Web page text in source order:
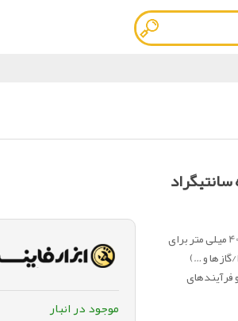
کنترل رنج120 درجه سانتیگراد
ترمومتر صفحه 10 سانت دلتا کنترل رنج 120 درجه سانتیگراد و طول 400 میلی متر برای
گازها و …)
فرآیندهای
موجود در انبار